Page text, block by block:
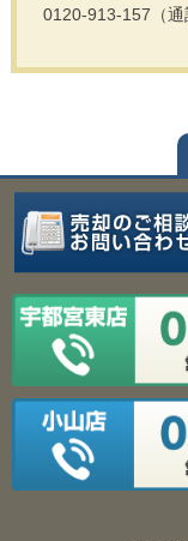
0120-913-157（通